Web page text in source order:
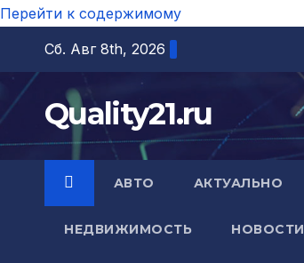
Перейти к содержимому
Сб. Авг 8th, 2026
Quality21.ru
АВТО АКТУАЛЬНО
НЕДВИЖИМОСТЬ НОВОСТИ